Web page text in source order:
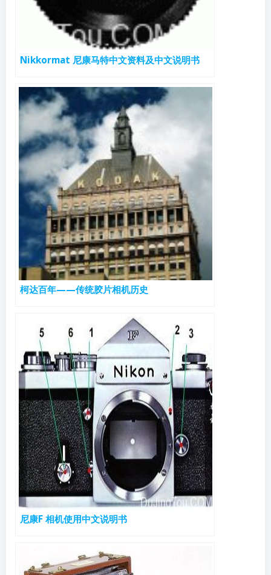
Nikkormat 尼康马特中文资料及中文说明书
柯达百年——传统胶片相机历史
尼康F 相机使用中文说明书